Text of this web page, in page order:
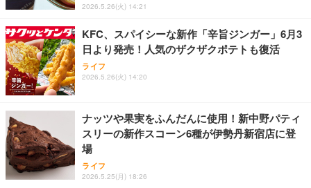
2026.5.26(火) 14:21
KFC、スパイシーな新作「辛旨ジンガー」6月3
日より発売！人気のザクザクポテトも復活
ライフ
2026.5.26(火) 14:20
ナッツや果実をふんだんに使用！新中野パティ
スリーの新作スコーン6種が伊勢丹新宿店に登
場
ライフ
2026.5.25(月) 18:26